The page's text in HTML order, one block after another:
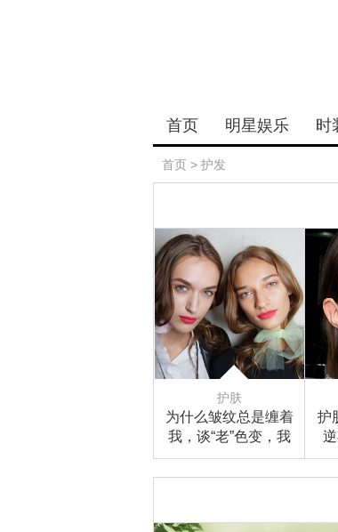
首页 明星娱乐 时
首页 > 护发
护肤
为什么皱纹总是缠着
我，谈“老”色变，我
简直受够了！
护
幸